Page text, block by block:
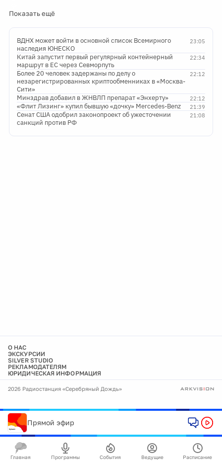
Показать ещё
23:05
ВДНХ может войти в основной список Всемирного
наследия ЮНЕСКО
22:34
Китай запустит первый регулярный контейнерный
маршрут в ЕС через Севморпуть
22:12
Более 20 человек задержаны по делу о
незарегистрированных криптообменниках в «Москва-
Сити»
22:12
Минздрав добавил в ЖНВЛП препарат «Энхерту»
21:39
«Флит Лизинг» купил бывшую «дочку» Mercedes-Benz
21:08
Сенат США одобрил законопроект об ужесточении
санкций против РФ
О НАС
ЭКСКУРСИИ
SILVER STUDIO
РЕКЛАМОДАТЕЛЯМ
ЮРИДИЧЕСКАЯ ИНФОРМАЦИЯ
2026 Радиостанция «Серебряный Дождь»
Прямой эфир
Главная Программы События Ведущие Расписание